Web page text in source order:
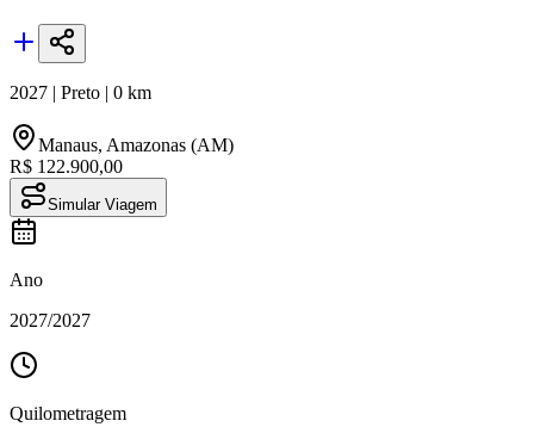
2027 | Preto | 0 km
Manaus, Amazonas (AM)
R$ 122.900,00
Simular Viagem
Ano
2027/2027
Quilometragem